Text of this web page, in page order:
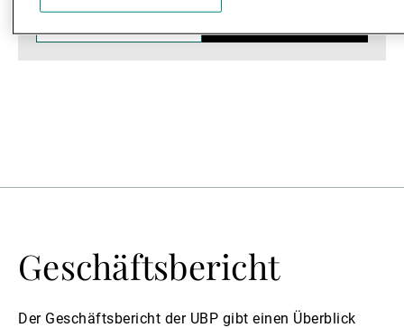
Laden
Geschäftsbericht
Der Geschäftsbericht der UBP gibt einen Überblick